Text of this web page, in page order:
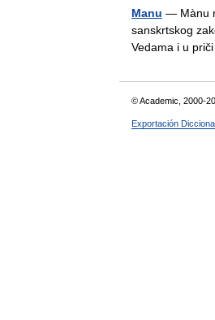
Manu — Mànu
sanskrtskog
Vedama i u
© Academic, 2000-
Exportación